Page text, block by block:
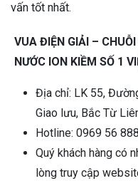
vấn tốt nhất.
VUA ĐIỆN GIẢI –
NƯỚC ION KIỀM SỐ 1
Địa chỉ: LK 55,
Giao lưu, Bắc Từ
Hotline: 0969 56
Quý khách hàng có
lòng truy cập